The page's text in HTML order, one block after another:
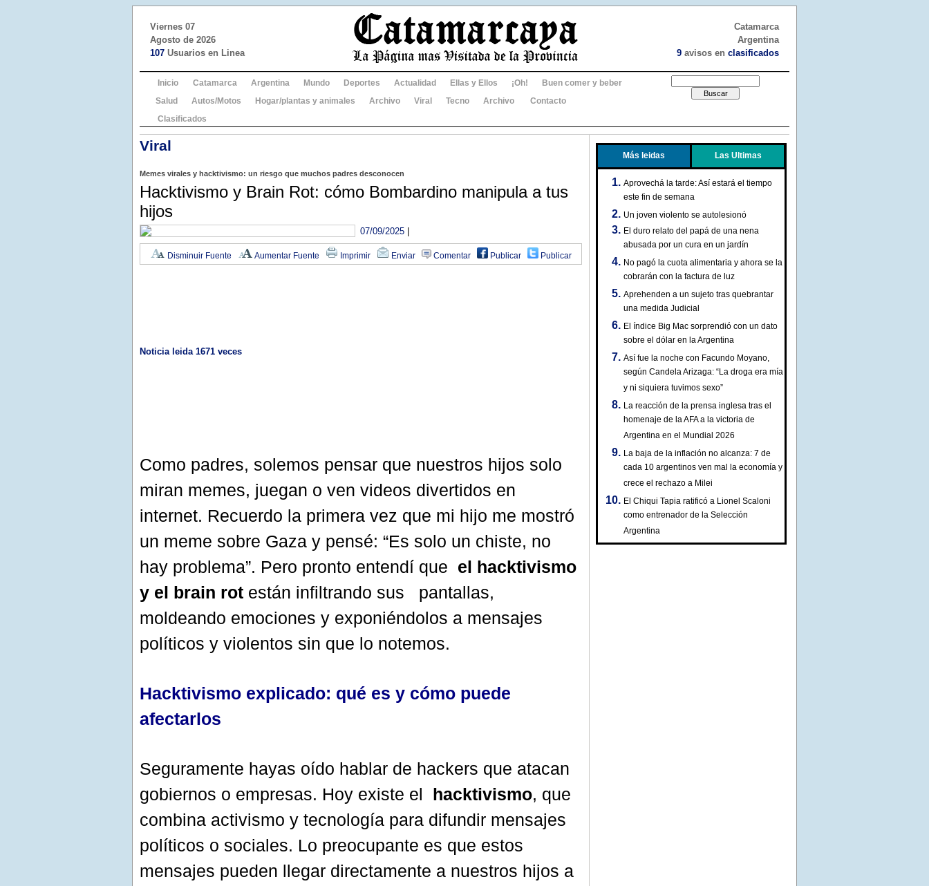
Viernes 07
Agosto de 2026
107 Usuarios en Linea
Catamarca
Argentina
9 avisos en clasificados
Inicio Catamarca Argentina Mundo Deportes Actualidad Ellas y Ellos ¡Oh!
Buen comer y beber
Salud
Autos/Motos Hogar/plantas y animales Archivo Viral Tecno Archivo
Contacto
Clasificados
Viral
Memes virales y hacktivismo: un riesgo que muchos padres desconocen
Hacktivismo y Brain Rot: cómo Bombardino manipula a tus
hijos
07/09/2025
Disminuir Fuente Aumentar Fuente Imprimir Enviar Comentar Publicar Publicar
Noticia leida 1671 veces
Como padres, solemos pensar que nuestros hijos solo
miran memes, juegan o ven videos divertidos en
internet. Recuerdo la primera vez que mi hijo me mostró
un meme sobre Gaza y pensé: “Es solo un chiste, no
hay problema”. Pero pronto entendí que el hacktivismo
y el brain rot están infiltrando sus pantallas,
moldeando emociones y exponiéndolos a mensajes
políticos y violentos sin que lo notemos.
Hacktivismo explicado: qué es y cómo puede
afectarlos
Seguramente hayas oído hablar de hackers que atacan
gobiernos o empresas. Hoy existe el hacktivismo, que
combina activismo y tecnología para difundir mensajes
políticos o sociales. Lo preocupante es que estos
mensajes pueden llegar directamente a nuestros hijos a
Más leidas Las Ultimas
Aprovechá la tarde: Así estará el tiempo
este fin de semana
Un joven violento se autolesionó
El duro relato del papá de una nena
abusada por un cura en un jardín
No pagó la cuota alimentaria y ahora se la
cobrarán con la factura de luz
Aprehenden a un sujeto tras quebrantar
una medida Judicial
El índice Big Mac sorprendió con un dato
sobre el dólar en la Argentina
Así fue la noche con Facundo Moyano,
según Candela Arizaga: “La droga era mía
y ni siquiera tuvimos sexo”
La reacción de la prensa inglesa tras el
homenaje de la AFA a la victoria de
Argentina en el Mundial 2026
La baja de la inflación no alcanza: 7 de
cada 10 argentinos ven mal la economía y
crece el rechazo a Milei
El Chiqui Tapia ratificó a Lionel Scaloni
como entrenador de la Selección
Argentina